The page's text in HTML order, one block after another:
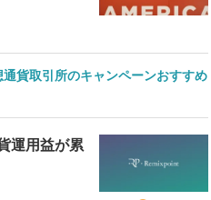
通貨取引所のキャンペーンおすすめ
運用益が累